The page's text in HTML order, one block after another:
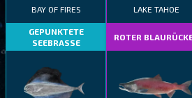
BAY OF FIRES
GEPUNKTETE
SEEBRASSE
LAKE TAHOE
ROTER